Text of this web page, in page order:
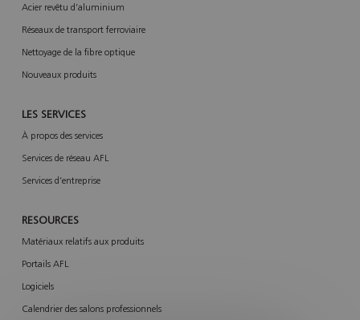
Acier revêtu d’aluminium
Réseaux de transport ferroviaire
Nettoyage de la fibre optique
Nouveaux produits
LES SERVICES
À propos des services
Services de réseau AFL
Services d’entreprise
RESOURCES
Matériaux relatifs aux produits
Portails AFL
Logiciels
Calendrier des salons professionnels